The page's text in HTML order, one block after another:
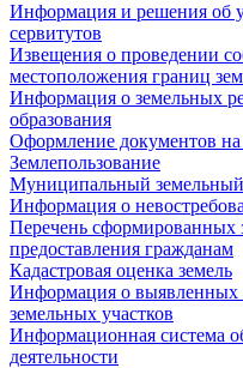
Информация и решения об
сервитутов
Извещения о проведении
местоположения границ
Информация о земельных
образования
Оформление документов на
Землепользование
Муниципальный земельный
Информация о
Перечень сформированных
предоставления гражданам
Кадастровая оценка земель
Информация о выявленных
земельных участков
Информационная система
деятельности